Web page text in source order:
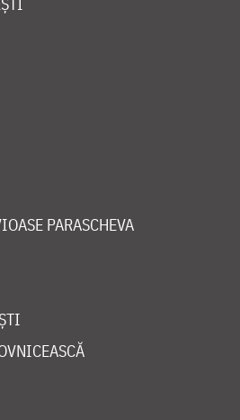
PARASCHEVA